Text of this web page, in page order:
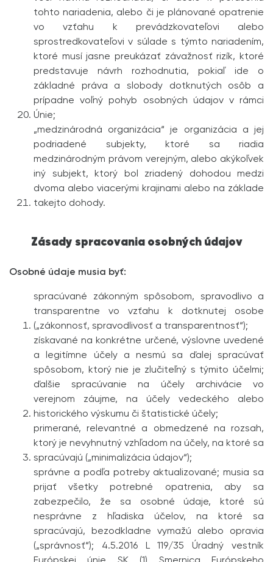
tohto nariadenia, alebo či je plánované opatrenie
vo vzťahu k prevádzkovateľovi alebo
sprostredkovateľovi v súlade s týmto nariadením,
ktoré musí jasne preukázať závažnosť rizík, ktoré
predstavuje návrh rozhodnutia, pokiaľ ide o
základné práva a slobody dotknutých osôb a
prípadne voľný pohyb osobných údajov v rámci
Únie;
„medzinárodná organizácia“ je organizácia a jej
podriadené subjekty, ktoré sa riadia
medzinárodným právom verejným, alebo akýkoľvek
iný subjekt, ktorý bol zriadený dohodou medzi
dvoma alebo viacerými krajinami alebo na základe
takejto dohody.
Zásady spracovania osobných údajov
Osobné údaje musia byť:
spracúvané zákonným spôsobom, spravodlivo a
transparentne vo vzťahu k dotknutej osobe
(„zákonnosť, spravo­dlivosť a transparentnosť“);
získavané na konkrétne určené, výslovne uvedené
a legitímne účely a nesmú sa ďalej spracúvať
spôsobom, ktorý nie je zlučiteľný s týmito účelmi;
ďalšie spracúvanie na účely archivácie vo
verejnom záujme, na účely vedeckého alebo
historického výskumu či štatistické účely;
primerané, relevantné a obmedzené na rozsah,
ktorý je nevyhnutný vzhľadom na účely, na ktoré sa
spracúvajú („minimalizácia údajov“);
správne a podľa potreby aktualizované; musia sa
prijať všetky potrebné opatrenia, aby sa
zabezpečilo, že sa osobné údaje, ktoré sú
nesprávne z hľadiska účelov, na ktoré sa
spracúvajú, bezodkladne vymažú alebo opravia
(„správnosť“); 4.5.2016 L 119/35 Úradný vestník